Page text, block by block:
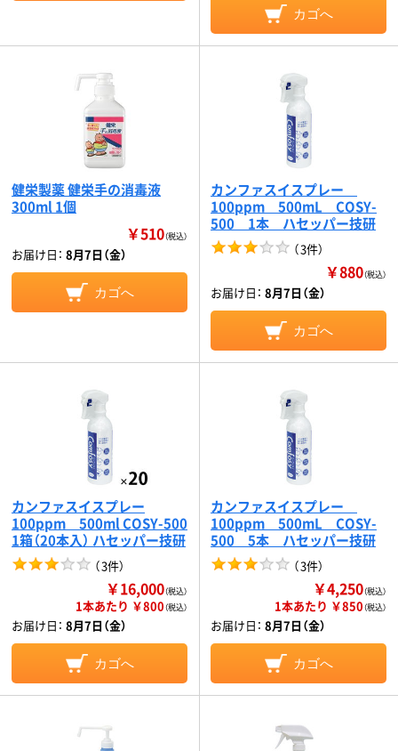
カゴへ
健栄製薬 健栄手の消毒液
300ml 1個
￥510（税込）
お届け日： 8月7日（金）
カゴへ
カンファスイスプレー
100ppm 500mL COSY-
500 1本 ハセッパー技研
（3件）
￥880（税込）
お届け日： 8月7日（金）
カゴへ
カンファスイスプレー
100ppm 500ml COSY-500
1箱（20本入） ハセッパー技研
（3件）
￥16,000（税込）
1本あたり ￥800（税込）
お届け日： 8月7日（金）
カゴへ
カンファスイスプレー
100ppm 500mL COSY-
500 5本 ハセッパー技研
（3件）
￥4,250（税込）
1本あたり ￥850（税込）
お届け日： 8月7日（金）
カゴへ